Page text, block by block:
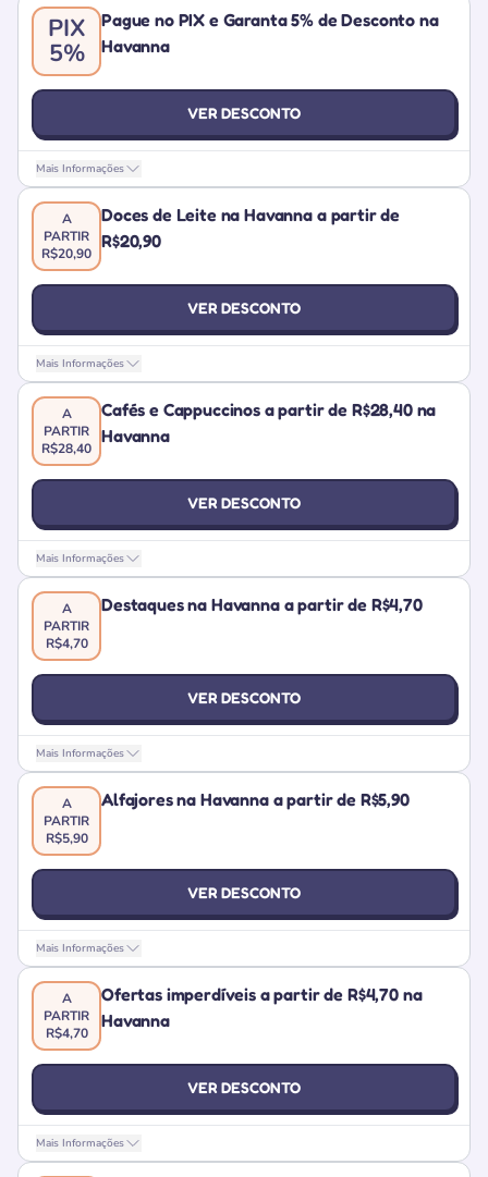
PIX
5%
Pague no PIX e Garanta 5% de Desconto na
Havanna
VER DESCONTO
Mais Informações
A
PARTIR
R$20,90
Doces de Leite na Havanna a partir de
R$20,90
VER DESCONTO
Mais Informações
A
PARTIR
R$28,40
Cafés e Cappuccinos a partir de R$28,40 na
Havanna
VER DESCONTO
Mais Informações
A
PARTIR
R$4,70
Destaques na Havanna a partir de R$4,70
VER DESCONTO
Mais Informações
A
PARTIR
R$5,90
Alfajores na Havanna a partir de R$5,90
VER DESCONTO
Mais Informações
A
PARTIR
R$4,70
Ofertas imperdíveis a partir de R$4,70 na
Havanna
VER DESCONTO
Mais Informações